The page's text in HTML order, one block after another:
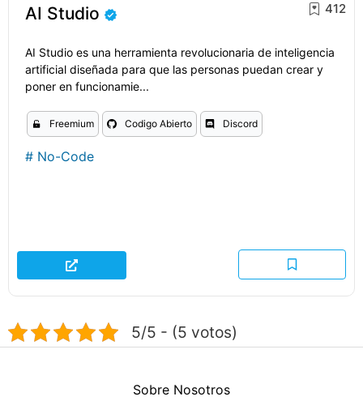
AI Studio 412
AI Studio es una herramienta revolucionaria de inteligencia
artificial diseñada para que las personas puedan crear y
poner en funcionamie...
Freemium Codigo Abierto Discord
# No-Code
5/5 - (5 votos)
Sobre Nosotros